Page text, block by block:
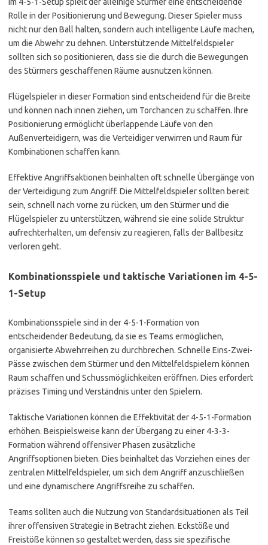
Rolle in der Positionierung und Bewegung. Dieser Spieler muss
nicht nur den Ball halten, sondern auch intelligente Läufe machen,
um die Abwehr zu dehnen. Unterstützende Mittelfeldspieler
sollten sich so positionieren, dass sie die durch die Bewegungen
des Stürmers geschaffenen Räume ausnutzen können.
Flügelspieler in dieser Formation sind entscheidend für die Breite
und können nach innen ziehen, um Torchancen zu schaffen. Ihre
Positionierung ermöglicht überlappende Läufe von den
Außenverteidigern, was die Verteidiger verwirren und Raum für
Kombinationen schaffen kann.
Effektive Angriffsaktionen beinhalten oft schnelle Übergänge von
der Verteidigung zum Angriff. Die Mittelfeldspieler sollten bereit
sein, schnell nach vorne zu rücken, um den Stürmer und die
Flügelspieler zu unterstützen, während sie eine solide Struktur
aufrechterhalten, um defensiv zu reagieren, falls der Ballbesitz
verloren geht.
Kombinationsspiele und taktische Variationen im 4-5-
1-Setup
Kombinationsspiele sind in der 4-5-1-Formation von
entscheidender Bedeutung, da sie es Teams ermöglichen,
organisierte Abwehrreihen zu durchbrechen. Schnelle Eins-Zwei-
Pässe zwischen dem Stürmer und den Mittelfeldspielern können
Raum schaffen und Schussmöglichkeiten eröffnen. Dies erfordert
präzises Timing und Verständnis unter den Spielern.
Taktische Variationen können die Effektivität der 4-5-1-Formation
erhöhen. Beispielsweise kann der Übergang zu einer 4-3-3-
Formation während offensiver Phasen zusätzliche
Angriffsoptionen bieten. Dies beinhaltet das Vorziehen eines der
zentralen Mittelfeldspieler, um sich dem Angriff anzuschließen
und eine dynamischere Angriffsreihe zu schaffen.
Teams sollten auch die Nutzung von Standardsituationen als Teil
ihrer offensiven Strategie in Betracht ziehen. Eckstöße und
Freistöße können so gestaltet werden, dass sie spezifische